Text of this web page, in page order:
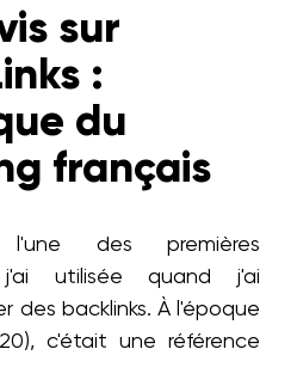
sur
:
du
français
l'une des premières
utilisée quand j'ai
des backlinks. À l'époque
c'était une référence